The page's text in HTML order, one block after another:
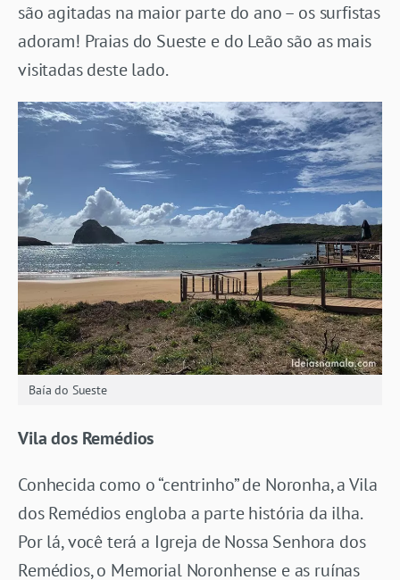
são agitadas na maior parte do ano – os surfistas
adoram! Praias do Sueste e do Leão são as mais
visitadas deste lado.
Baía do Sueste
Vila dos Remédios
Conhecida como o “centrinho” de Noronha, a Vila
dos Remédios engloba a parte história da ilha.
Por lá, você terá a Igreja de Nossa Senhora dos
Remédios, o Memorial Noronhense e as ruínas